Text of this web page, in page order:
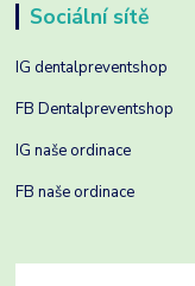
Sociální sítě
IG dentalpreventshop
FB Dentalpreventshop
IG naše ordinace
FB naše ordinace